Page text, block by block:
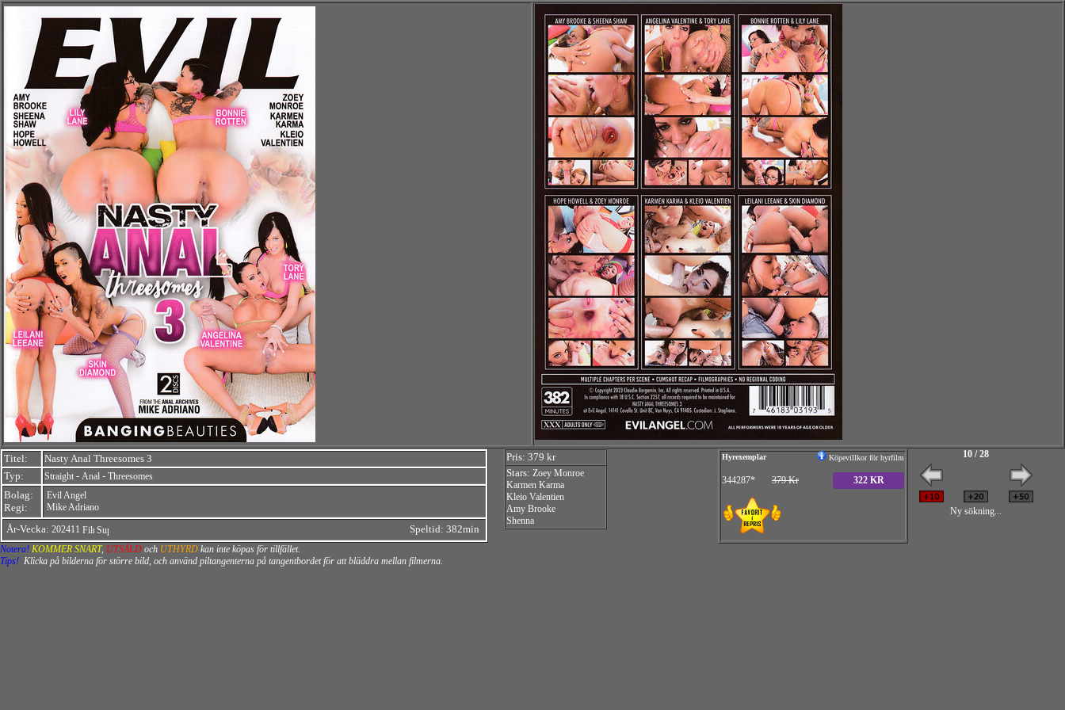
Titel:
Nasty Anal Threesomes 3
Typ:
Straight - Anal - Threesomes
Bolag:
Regi:
Evil Angel
Mike Adriano
År-Vecka: 202411 Speltid: 382min
Pris: 379 kr
Stars: Zoey Monroe
Karmen Karma
Kleio Valentien
Amy Brooke
Shenna
Hyrexemplar Köpevillkor för hyrfilm
344287* 379 Kr 322 KR
10 / 28
Ny sökning...
Notera! KOMMER SNART, UTSÅLD och UTHYRD kan inte köpas för tillfället.
Tips! Klicka på bilderna för större bild, och använd piltangenterna på tangentbordet för att bläddra mellan filmerna.